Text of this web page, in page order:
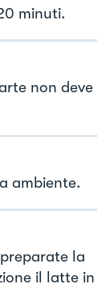
minuti.
non deve
ambiente.
preparate la
il latte in